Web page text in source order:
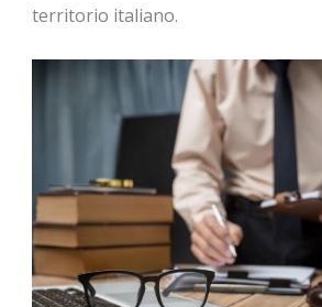
territorio italiano.